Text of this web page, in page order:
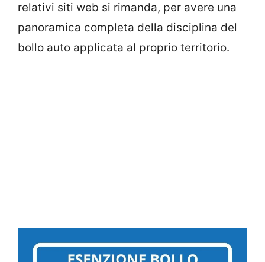
relativi siti web si rimanda, per avere una
panoramica completa della disciplina del
bollo auto applicata al proprio territorio.